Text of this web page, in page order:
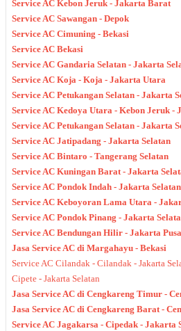
Service AC Kebon Jeruk - Jakarta Barat
Service AC Sawangan - Depok
Service AC Cimuning - Bekasi
Service AC Bekasi
Service AC Gandaria Selatan - Jakarta
Service AC Koja - Koja - Jakarta Utara
Service AC Petukangan Selatan - Jakarta
Service AC Kedoya Utara - Kebon Jeruk -
Service AC Petukangan Selatan - Jakarta
Service AC Jatipadang - Jakarta Selatan
Service AC Bintaro - Tangerang Selatan
Service AC Kuningan Barat - Jakarta
Service AC Pondok Indah - Jakarta Selatan
Service AC Keboyoran Lama Utara -
Service AC Pondok Pinang - Jakarta
Service AC Bendungan Hilir - Jakarta
Jasa Service AC di Margahayu - Bekasi
Service AC Cilandak - Cilandak - Jakarta
Cipete - Jakarta Selatan
Jasa Service AC di Cengkareng Timur -
Jasa Service AC di Cengkareng Barat -
Service AC Jagakarsa - Cipedak - Jakarta